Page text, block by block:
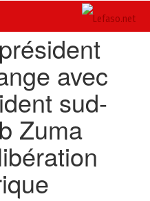
avec
sud-
Zuma